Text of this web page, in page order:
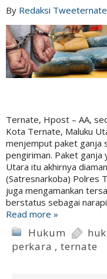
By Redaksi Tweeternate
Ternate, Hpost – AA,
Kota Ternate, Maluku
menjemput paket ganja
pengiriman. Paket ganja
Utara itu akhirnya
(Satresnarkoba) Polres
juga mengamankan
berstatus sebagai
Read more »
Hukum
perkara ,ternate